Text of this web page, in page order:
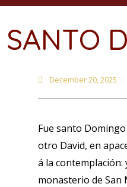
SANTO
December 20, 2025
Fue santo
otro David, en
á la
monasterio de San